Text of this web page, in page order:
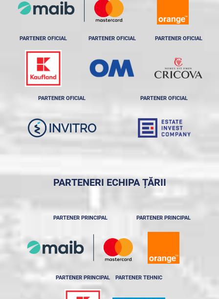
PARTENER OFICIAL PARTENER OFICIAL PARTENER OFICIAL
PARTENER OFICIAL PARTENER OFICIAL
PARTENERI ECHIPA ȚĂRII
PARTENER PRINCIPAL PARTENER PRINCIPAL
PARTENER PRINCIPAL PARTENER TEHNIC